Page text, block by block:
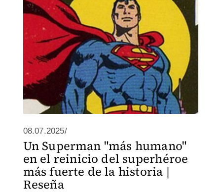
08.07.2025/
Un Superman "más humano"
en el reinicio del superhéroe
más fuerte de la historia |
Reseña